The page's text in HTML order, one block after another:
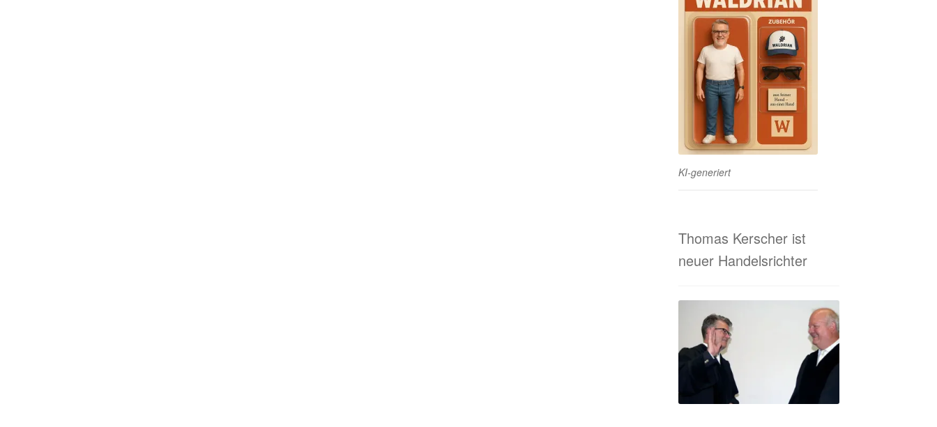
KI-generiert
Thomas Kerscher ist
neuer Handelsrichter